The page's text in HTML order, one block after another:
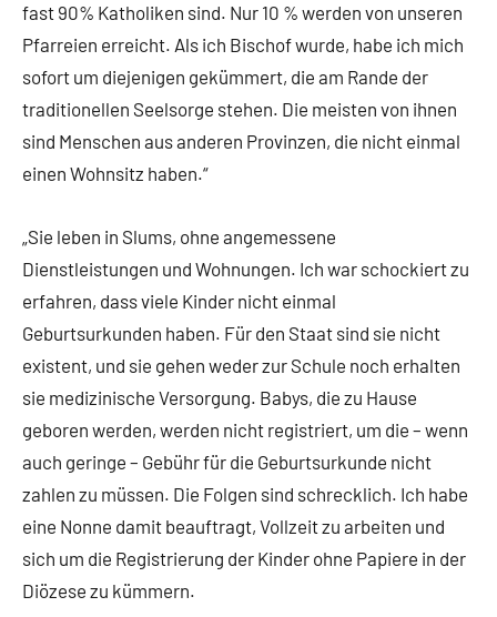
fast 90% Katholiken sind. Nur 10 % werden von unseren
Pfarreien erreicht. Als ich Bischof wurde, habe ich mich
sofort um diejenigen gekümmert, die am Rande der
traditionellen Seelsorge stehen. Die meisten von ihnen
sind Menschen aus anderen Provinzen, die nicht einmal
einen Wohnsitz haben.“
„Sie leben in Slums, ohne angemessene
Dienstleistungen und Wohnungen. Ich war schockiert zu
erfahren, dass viele Kinder nicht einmal
Geburtsurkunden haben. Für den Staat sind sie nicht
existent, und sie gehen weder zur Schule noch erhalten
sie medizinische Versorgung. Babys, die zu Hause
geboren werden, werden nicht registriert, um die – wenn
auch geringe – Gebühr für die Geburtsurkunde nicht
zahlen zu müssen. Die Folgen sind schrecklich. Ich habe
eine Nonne damit beauftragt, Vollzeit zu arbeiten und
sich um die Registrierung der Kinder ohne Papiere in der
Diözese zu kümmern.